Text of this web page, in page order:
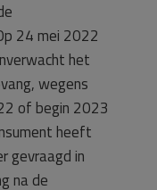
24 mei 2022
het
wegens
of begin 2023
heeft
gevraagd in
na de